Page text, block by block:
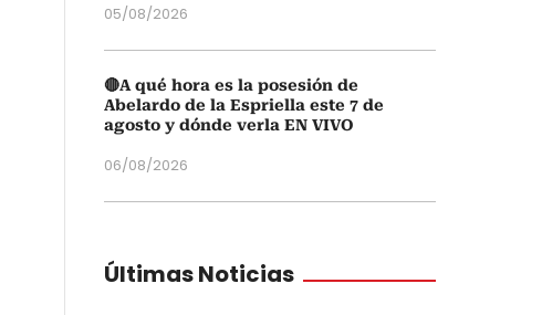
05/08/2026
🔴A qué hora es la posesión de
Abelardo de la Espriella este 7 de
agosto y dónde verla EN VIVO
06/08/2026
Últimas Noticias